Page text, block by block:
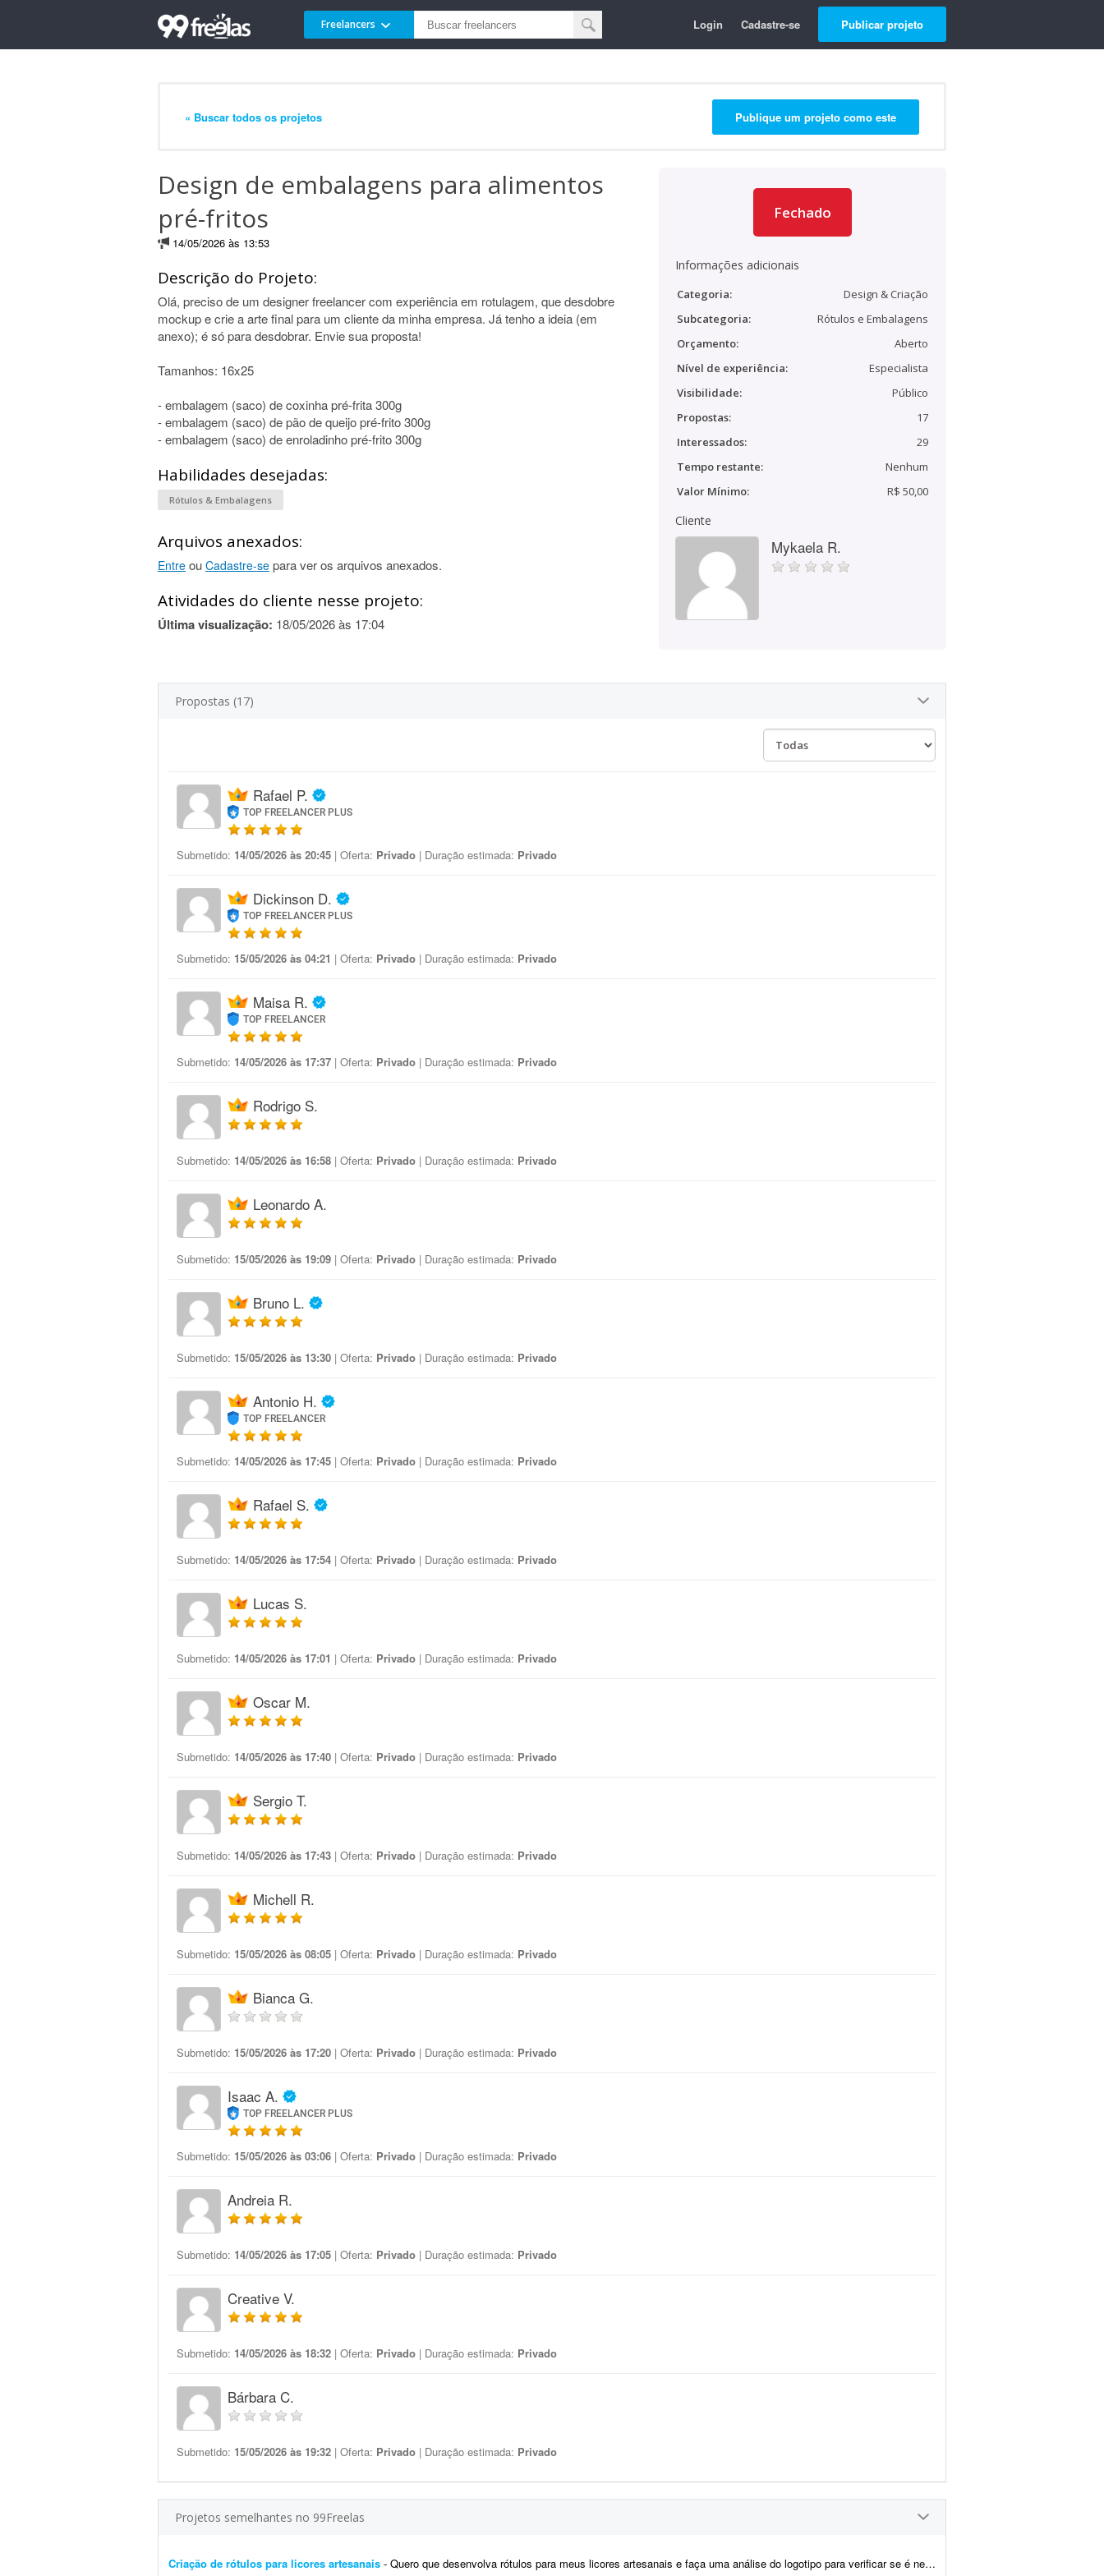
Freelancers Login Cadastre-se Publicar projeto
« Buscar todos os projetos Publique um projeto como este
Design de embalagens para alimentos
pré-fritos
14/05/2026 às 13:53
Descrição do Projeto:
Olá, preciso de um designer freelancer com experiência em rotulagem, que desdobre
mockup e crie a arte final para um cliente da minha empresa. Já tenho a ideia (em
anexo); é só para desdobrar. Envie sua proposta!
Tamanhos: 16x25
- embalagem (saco) de coxinha pré-frita 300g
- embalagem (saco) de pão de queijo pré-frito 300g
- embalagem (saco) de enroladinho pré-frito 300g
Habilidades desejadas:
Rótulos & Embalagens
Arquivos anexados:
Entre ou Cadastre-se para ver os arquivos anexados.
Atividades do cliente nesse projeto:
Última visualização: 18/05/2026 às 17:04
Fechado
Informações adicionais
Categoria:
Design & Criação
Subcategoria:
Rótulos e Embalagens
Orçamento:
Aberto
Nível de experiência:
Especialista
Visibilidade:
Público
Propostas:
17
Interessados:
29
Tempo restante:
Nenhum
Valor Mínimo:
R$ 50,00
Cliente
Mykaela R.
Propostas (17)
Rafael P.
TOP FREELANCER PLUS
Submetido: 14/05/2026 às 20:45 | Oferta: Privado | Duração estimada: Privado
Dickinson D.
TOP FREELANCER PLUS
Submetido: 15/05/2026 às 04:21 | Oferta: Privado | Duração estimada: Privado
Maisa R.
TOP FREELANCER
Submetido: 14/05/2026 às 17:37 | Oferta: Privado | Duração estimada: Privado
Rodrigo S.
Submetido: 14/05/2026 às 16:58 | Oferta: Privado | Duração estimada: Privado
Leonardo A.
Submetido: 15/05/2026 às 19:09 | Oferta: Privado | Duração estimada: Privado
Bruno L.
Submetido: 15/05/2026 às 13:30 | Oferta: Privado | Duração estimada: Privado
Antonio H.
TOP FREELANCER
Submetido: 14/05/2026 às 17:45 | Oferta: Privado | Duração estimada: Privado
Rafael S.
Submetido: 14/05/2026 às 17:54 | Oferta: Privado | Duração estimada: Privado
Lucas S.
Submetido: 14/05/2026 às 17:01 | Oferta: Privado | Duração estimada: Privado
Oscar M.
Submetido: 14/05/2026 às 17:40 | Oferta: Privado | Duração estimada: Privado
Sergio T.
Submetido: 14/05/2026 às 17:43 | Oferta: Privado | Duração estimada: Privado
Michell R.
Submetido: 15/05/2026 às 08:05 | Oferta: Privado | Duração estimada: Privado
Bianca G.
Submetido: 15/05/2026 às 17:20 | Oferta: Privado | Duração estimada: Privado
Isaac A.
TOP FREELANCER PLUS
Submetido: 15/05/2026 às 03:06 | Oferta: Privado | Duração estimada: Privado
Andreia R.
Submetido: 14/05/2026 às 17:05 | Oferta: Privado | Duração estimada: Privado
Creative V.
Submetido: 14/05/2026 às 18:32 | Oferta: Privado | Duração estimada: Privado
Bárbara C.
Submetido: 15/05/2026 às 19:32 | Oferta: Privado | Duração estimada: Privado
Projetos semelhantes no 99Freelas
Criação de rótulos para licores artesanais - Quero que desenvolva rótulos para meus licores artesanais e faça uma análise do logotipo para verificar se é necessário melhorar ou não.